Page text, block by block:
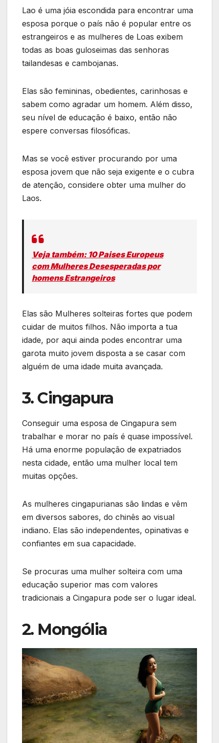
Lao é uma jóia escondida para encontrar uma
esposa porque o país não é popular entre os
estrangeiros e as mulheres de Loas exibem
todas as boas guloseimas das senhoras
tailandesas e cambojanas.
Elas são femininas, obedientes, carinhosas e
sabem como agradar um homem. Além disso,
seu nível de educação é baixo, então não
espere conversas filosóficas.
Mas se você estiver procurando por uma
esposa jovem que não seja exigente e o cubra
de atenção, considere obter uma mulher do
Laos.
Veja também: 10 Paises Europeus
com Mulheres Desesperadas por
homens Estrangeiros
Elas são Mulheres solteiras fortes que podem
cuidar de muitos filhos. Não importa a tua
idade, por aqui ainda podes encontrar uma
garota muito jovem disposta a se casar com
alguém de uma idade muita avançada.
3. Cingapura
Conseguir uma esposa de Cingapura sem
trabalhar e morar no país é quase impossível.
Há uma enorme população de expatriados
nesta cidade, então uma mulher local tem
muitas opções.
As mulheres cingapurianas são lindas e vêm
em diversos sabores, do chinês ao visual
indiano. Elas são independentes, opinativas e
confiantes em sua capacidade.
Se procuras uma mulher solteira com uma
educação superior mas com valores
tradicionais a Cingapura pode ser o lugar ideal.
2. Mongólia